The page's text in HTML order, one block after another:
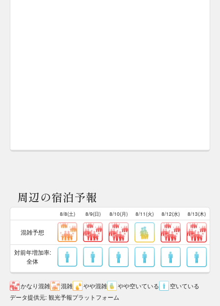
周辺の宿泊予報
8/8(土) 8/9(日) 8/10(月) 8/11(火) 8/12(水) 8/13(木)
混雑予想
対前年増加率:
全体
かなり混雑 混雑 やや混雑 やや空いている
空いている
データ提供元: 観光予報プラットフォーム